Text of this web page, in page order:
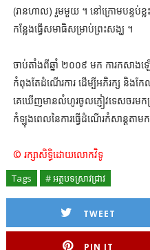
(រានហាល) រួមមួយ ។ នៅក្រោមបន្ទប់ខ្លះ
កន្លែងធ្វើសមាធិសម្រាប់ព្រះសង្ឃ ។
ចាប់តាំងពីឆ្នាំ ២០០៩ មក ការកសា
កំពុងតែដំណើរការ ដើម្បីអភិរក្ស និងកែ
គេឃើញមានលំហូរចូលភ្ញៀវទេសចរម
កំឡុងពេលនៃការធ្វើដំណើរកំសាន្តតាម
© រក្សាសិទ្ធិដោយលោកវិទូ
Tags # អត្ថបទស្រាវជ្រាវ
TWEET
PIN IT